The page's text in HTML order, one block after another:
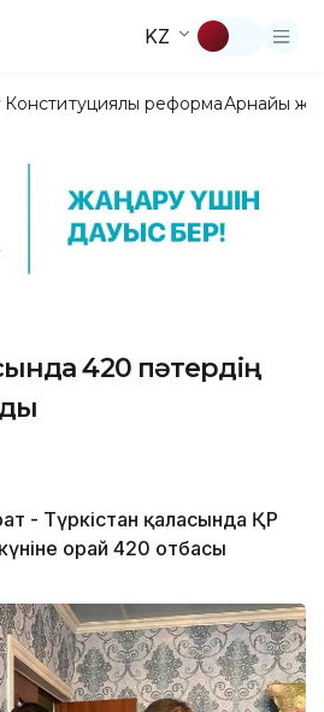
KZ
Конституциялық реформаАрнайы
420 пәтердің
- Түркістан қаласында ҚР
орай 420 отбасы